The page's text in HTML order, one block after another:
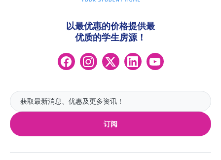
订阅
以最优惠的价格提供最
优质的学生房源！